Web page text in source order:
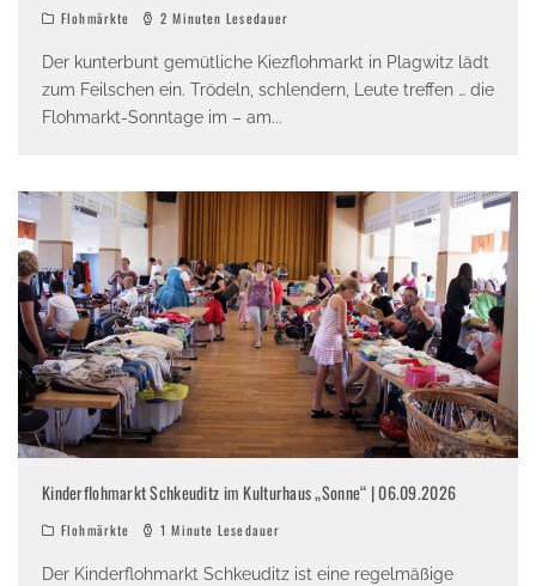
Flohmärkte 2 Minuten Lesedauer
Der kunterbunt gemütliche Kiezflohmarkt in Plagwitz lädt
zum Feilschen ein. Trödeln, schlendern, Leute treffen … die
Flohmarkt-Sonntage im – am...
Kinderflohmarkt Schkeuditz im Kulturhaus „Sonne“ | 06.09.2026
Flohmärkte 1 Minute Lesedauer
Der Kinderflohmarkt Schkeuditz ist eine regelmäßige